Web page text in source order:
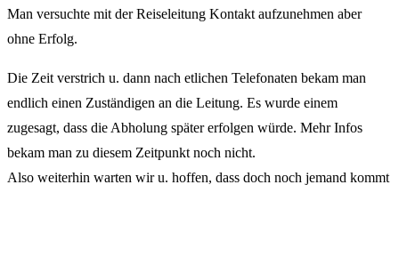
Man versuchte mit der Reiseleitung Kontakt aufzunehmen aber
ohne Erfolg.
Die Zeit verstrich u. dann nach etlichen Telefonaten bekam man
endlich einen Zuständigen an die Leitung. Es wurde einem
zugesagt, dass die Abholung später erfolgen würde. Mehr Infos
bekam man zu diesem Zeitpunkt noch nicht.
Also weiterhin warten wir u. hoffen, dass doch noch jemand kommt